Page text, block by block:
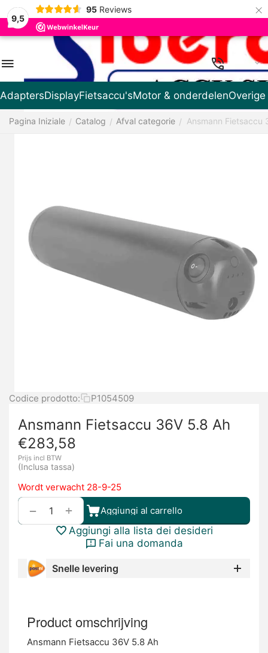
9,5
95 Reviews ×
IT
AdaptersDisplayFietsaccu'sMotor & onderdelen
Pagina Iniziale / Catalog / Afval categorie / Ansmann Fietsaccu
Codice prodotto: P1054509
Ansmann Fietsaccu 36V 5.8 Ah
€283,58
Prijs incl BTW
(Inclusa tassa)
Wordt verwacht 28-9-25
+
− Aggiungi al carrello
Aggiungi alla lista dei desideri
Fai una domanda
Snelle levering
Product omschrijving
Ansmann Fietsaccu 36V 5.8 Ah